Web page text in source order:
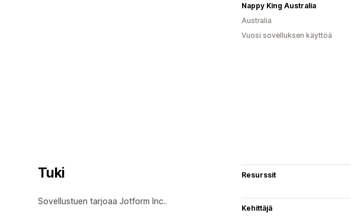
Nappy King Australia
Australia
Vuosi sovelluksen käyttöä
Tuki
Sovellustuen tarjoaa Jotform Inc..
Resurssit
Kehittäjä